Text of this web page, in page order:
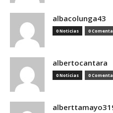
albacolunga43
0 Noticias 0
albertocantara
0 Noticias 0